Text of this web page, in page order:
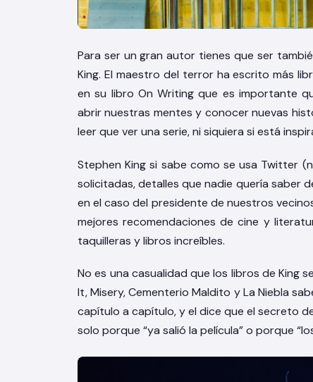
Para ser un gran autor tienes que ser
King. El maestro del terror ha escrito más
en su libro On Writing que es importante
abrir nuestras mentes y conocer nuevas
leer que ver una serie, ni siquiera si está
Stephen King si sabe como se usa Twitter
solicitadas, detalles que nadie quería saber
en el caso del presidente de nuestros
mejores recomendaciones de cine y
taquilleras y libros increíbles.
No es una casualidad que los libros de King
It, Misery, Cementerio Maldito y La Niebla
capítulo a capítulo, y el dice que el secreto
solo porque “ya salió la película” o porque